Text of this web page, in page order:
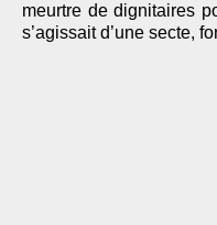
meurtre de dignitaires
s’agissait d’une